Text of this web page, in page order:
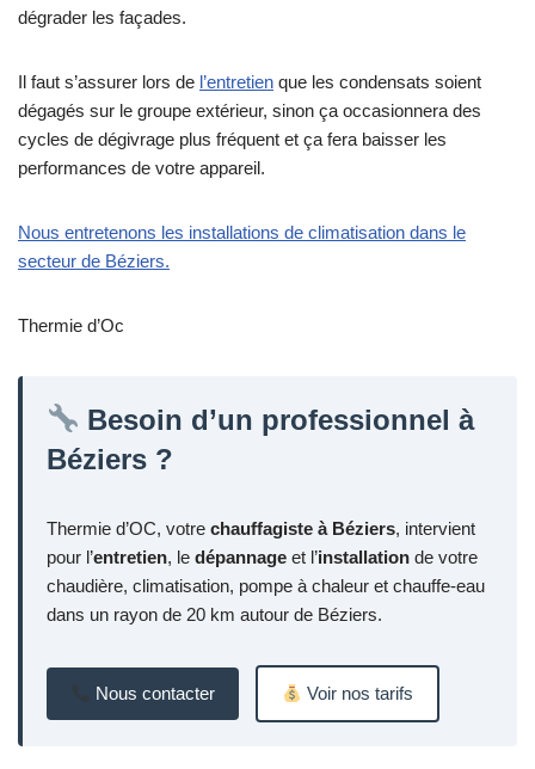
dégrader les façades.
Il faut s’assurer lors de l’entretien que les condensats soient
dégagés sur le groupe extérieur, sinon ça occasionnera des
cycles de dégivrage plus fréquent et ça fera baisser les
performances de votre appareil.
Nous entretenons les installations de climatisation dans le
secteur de Béziers.
Thermie d’Oc
Besoin d’un professionnel à
Béziers ?
Thermie d’OC, votre chauffagiste à Béziers, intervient
pour l’entretien, le dépannage et l’installation de votre
chaudière, climatisation, pompe à chaleur et chauffe-eau
dans un rayon de 20 km autour de Béziers.
Nous contacter Voir nos tarifs